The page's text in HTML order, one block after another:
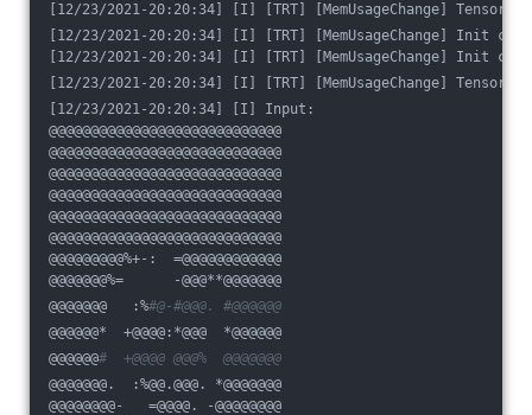
[12/23/2021-20:20:34] [I] [TRT] [MemUsageChange]
[12/23/2021-20:20:34] [I] [TRT] [MemUsageChange] Init
[12/23/2021-20:20:34] [I] [TRT] [MemUsageChange] Init
[12/23/2021-20:20:34] [I] [TRT] [MemUsageChange]
[12/23/2021-20:20:34] [I] Input:
@@@@@@@@@@@@@@@@@@@@@@@@@@@@
@@@@@@@@@@@@@@@@@@@@@@@@@@@@
@@@@@@@@@@@@@@@@@@@@@@@@@@@@
@@@@@@@@@@@@@@@@@@@@@@@@@@@@
@@@@@@@@@@@@@@@@@@@@@@@@@@@@
@@@@@@@@@@@@@@@@@@@@@@@@@@@@
@@@@@@@@@%+-:  =@@@@@@@@@@@@
@@@@@@@%=      -@@@**@@@@@@@
@@@@@@@   :%#@-#@@@. #@@@@@@
@@@@@@*  +@@@@:*@@@  *@@@@@@
@@@@@@#  +@@@@ @@@%  @@@@@@@
@@@@@@@.  :%@@.@@@. *@@@@@@@
@@@@@@@@-   =@@@@. -@@@@@@@@